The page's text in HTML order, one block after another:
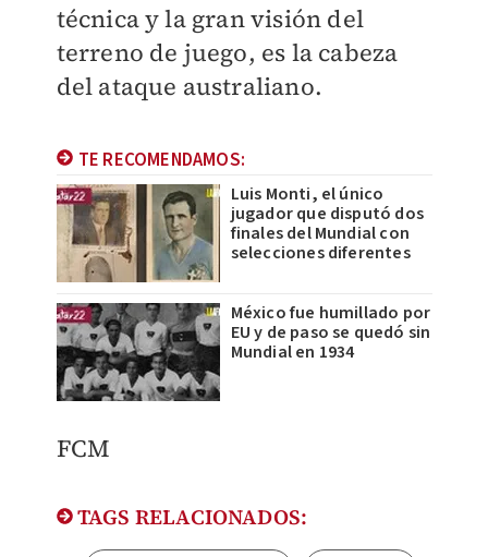
técnica y la gran visión del
terreno de juego, es la cabeza
del ataque australiano.
TE RECOMENDAMOS:
Luis Monti, el único
jugador que disputó dos
finales del Mundial con
selecciones diferentes
México fue humillado por
EU y de paso se quedó sin
Mundial en 1934
​FCM
TAGS RELACIONADOS: